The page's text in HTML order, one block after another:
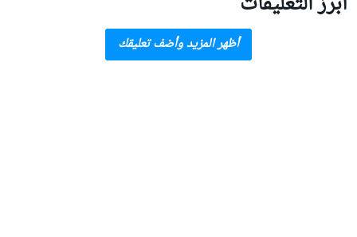
أظهر المزيد وأضف تعليقك